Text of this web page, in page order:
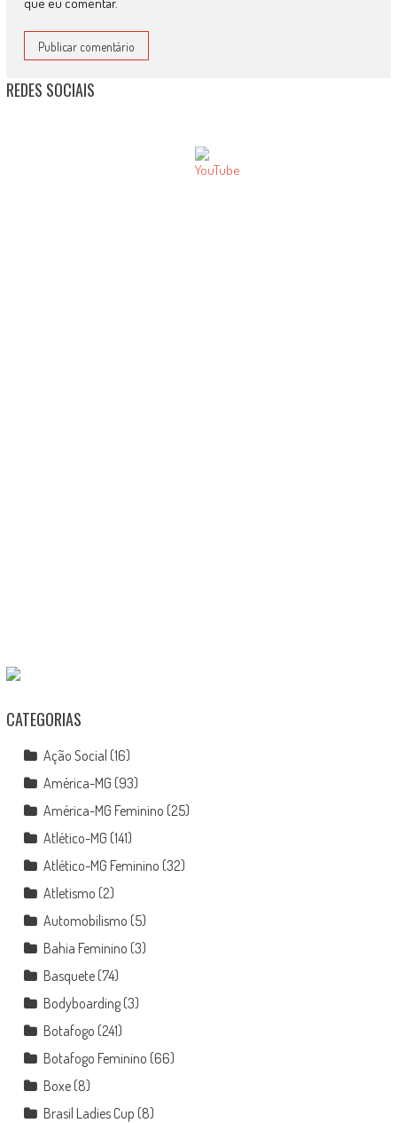
REDES SOCIAIS
CATEGORIAS
Ação Social (16)
América-MG (93)
América-MG Feminino (25)
Atlético-MG (141)
Atlético-MG Feminino (32)
Atletismo (2)
Automobilismo (5)
Bahia Feminino (3)
Basquete(74)
Bodyboarding(3)
Botafogo (241)
Botafogo Feminino (66)
Boxe(8)
Brasil Ladies Cup (8)